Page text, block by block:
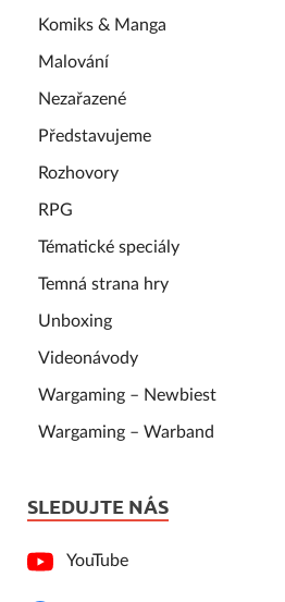
Komiks & Manga
Malování
Nezařazené
Představujeme
Rozhovory
RPG
Tématické speciály
Temná strana hry
Unboxing
Videonávody
Wargaming – Newbiest
Wargaming – Warband
SLEDUJTE NÁS
YouTube